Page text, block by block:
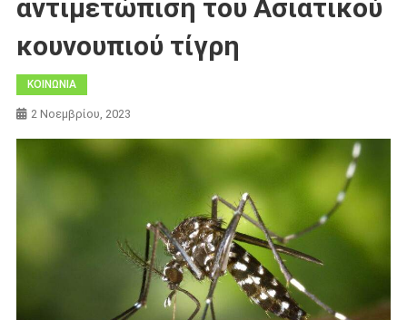
αντιμετώπιση του Ασιατικού
κουνουπιού τίγρη
ΚΟΙΝΩΝΙΑ
2 Νοεμβρίου, 2023